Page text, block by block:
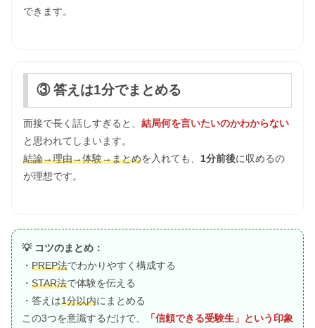
できます。
③ 答えは1分でまとめる
面接で長く話しすぎると、 結局何を言いたいのかわからない
と思われてしまいます。
結論→理由→体験→まとめを入れても、 1分前後に収めるの
が理想です。
💡 コツのまとめ：
・ PREP法でわかりやすく構成する
・ STAR法で体験を伝える
・答えは1分以内にまとめる
この3つを意識するだけで、
「信頼できる受験生」という印象